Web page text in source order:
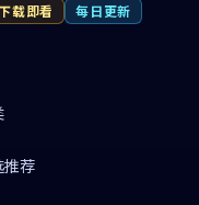
载即看 每日更新
推荐